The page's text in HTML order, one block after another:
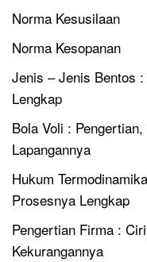
Norma Kesusilaan
Norma Kesopanan
Jenis – Jenis Bentos
Lengkap
Bola Voli :
Lapangannya
Hukum
Prosesnya Lengkap
Pengertian Firma :
Kekurangannya